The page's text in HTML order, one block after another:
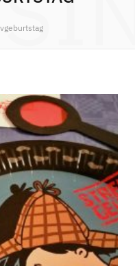
g
C
a
r
t